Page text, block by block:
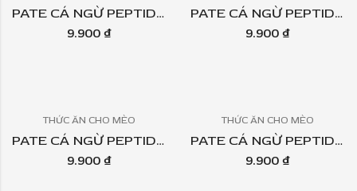
PATE CÁ NGỪ PEPTIDE ALPHA PET – TOPPING CÁ CƠM TÚI 60GR
9.900 ₫
PATE CÁ NGỪ PEPTIDE ALPHA PET – TOPPING CÁ HỒI TÚI 60GR
9.900 ₫
THỨC ĂN CHO MÈO
PATE CÁ NGỪ PEPTIDE ALPHA PET – TOPPING CÁ SABA TÚI 60GR
9.900 ₫
THỨC ĂN CHO MÈO
PATE CÁ NGỪ PEPTIDE ALPHA PET – TOPPING ĐẬU HÀ LAN TÚI 60GR
9.900 ₫